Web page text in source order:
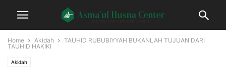
Home Akidah
TAUHID RUBUBIYYAH BUKANLAH TUJUAN DARI
TAUHID HAKIKI
Akidah